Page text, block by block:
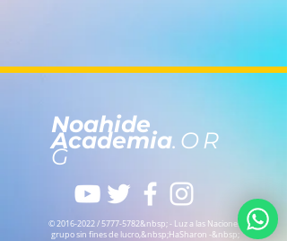
Noahide
Academia.OR
G
©2016-2022/ 5777-5782&nbsp; - Luz a las Naciones
grupo sin fines de lucro,&nbsp;HaSharon -&nbsp;